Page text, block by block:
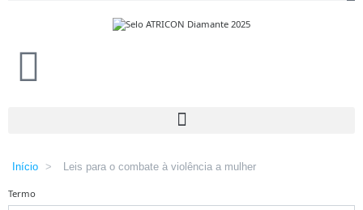
Início > Leis para o combate à violência a mulher
Termo